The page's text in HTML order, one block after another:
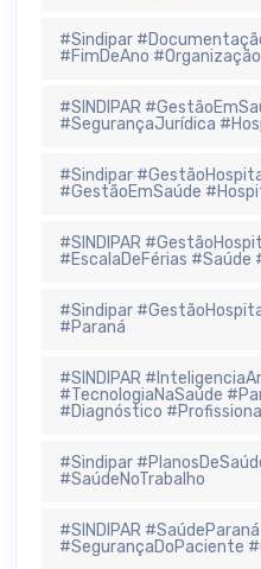
#Sindipar
#FimDeAno #Organização
#SINDIPAR
#SegurançaJurídica
#Sindipar
#GestãoEmSaúde
#SINDIPAR
#EscalaDeFérias #Saúde
#Sindipar
#Paraná
#SINDIPAR
#TecnologiaNaSaúde
#Diagnóstico
#Sindipar
#SaúdeNoTrabalho
#SINDIPAR
#SegurançaDoPaciente